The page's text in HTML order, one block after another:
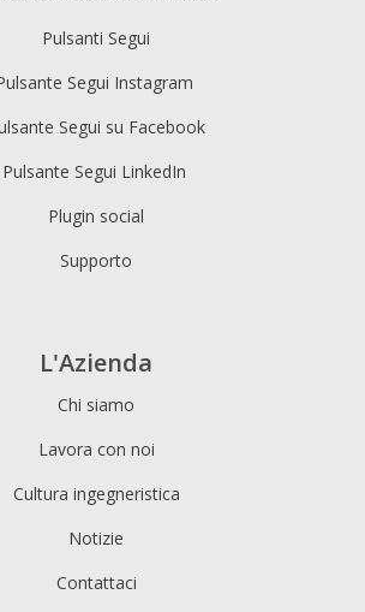
Pulsanti Segui
Segui Instagram
Segui su Facebook
Pulsante Segui LinkedIn
Plugin social
Supporto
L'Azienda
Chi siamo
Lavora con noi
Cultura ingegneristica
Notizie
Contattaci